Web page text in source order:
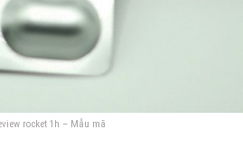
rocket 1h – Mẫu mã